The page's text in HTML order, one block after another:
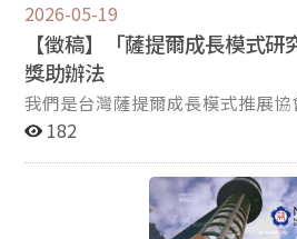
業培訓與實務學習為主，提供免費
不定期研習活動，不另提供實習津貼。 (5)實習
評估出勤及專業表現符合標準者，
書。 3.初談實習職務： (1)學期中每週值班8小時（兩個半
天），以進行個案初步晤談。 (2)行政事項支援。 4.初談
或無故未到，若需請假則需協調夥伴換班
期：即日起至115年6月23日（二
2026-05-19
【徵稿】「薩提爾成長模式研
獎助辦法
我們是台灣薩提爾成長模式推展協會 本會為促進台灣
爾成長模式之發展，特訂「薩提爾
生們，以薩提爾模式為主題撰寫
*獎助對象：三年內（三年前6月1
以薩提爾成長模式為主題，並已
182